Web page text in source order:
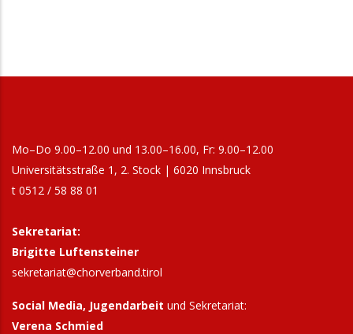
Mo–Do 9.00–12.00 und 13.00–16.00, Fr: 9.00–12.00
Universitätsstraße 1, 2. Stock | 6020 Innsbruck
t 0512 / 58 88 01
Sekretariat:
Brigitte Luftensteiner
sekretariat@chorverband.tirol
Social Media, Jugendarbeit und Sekretariat:
Verena Schmied